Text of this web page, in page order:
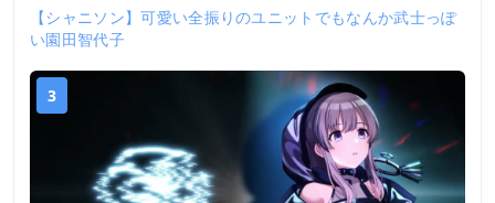
【シャニソン】可愛い全振りのユニットでもなんか武士っぽ
い園田智代子
3